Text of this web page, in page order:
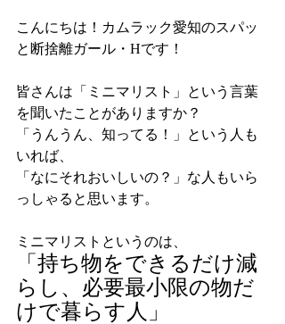
こんにちは！カムラック愛知のスパッ
と断捨離ガール・Hです！
皆さんは「ミニマリスト」という言葉
を聞いたことがありますか？
「うんうん、知ってる！」という人も
いれば、
「なにそれおいしいの？」な人もいら
っしゃると思います。
ミニマリストというのは、
「持ち物をできるだけ減
らし、必要最小限の物だ
けで暮らす人」